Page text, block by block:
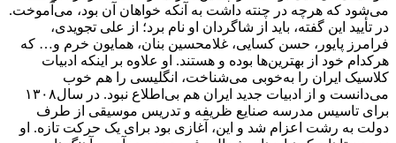
می‌شود که هرچه در چنته داشت به آنکه خواهان آن بود، می‌آموخت.
در تأیید این گفته، باید از شاگردان او نام برد؛ از علی تجویدی،
فرامرز پایور، حسن کسایی، غلامحسین بنان، همایون خرم و… که
هرکدام خود از بهترین‌ها بوده و هستند. او علاوه بر اینکه ادبیات
کلاسیک ایران را به‌خوبی می‌شناخت، انگلیسی را هم خوب
می‌دانست و از ادبیات جدید ایران هم بی‌اطلاع نبود. در سال۱۳۰۸
برای تاسیس مدرسه صنایع ظریفه و تدریس موسیقی از طرف
دولت به رشت اعزام شد و این، آغازی بود برای یک حرکت تازه. او